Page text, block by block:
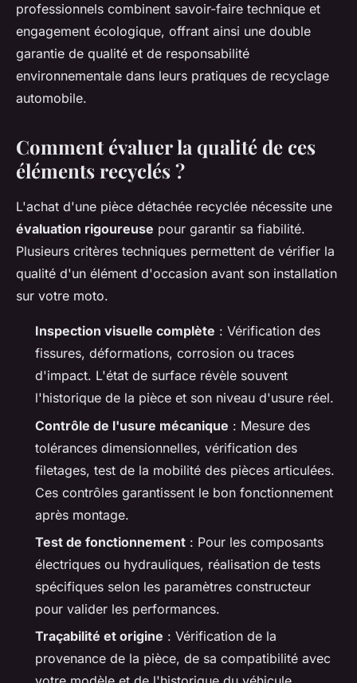
professionnels combinent savoir-faire technique et
engagement écologique, offrant ainsi une double
garantie de qualité et de responsabilité
environnementale dans leurs pratiques de recyclage
automobile.
Comment évaluer la qualité de ces
éléments recyclés ?
L'achat d'une pièce détachée recyclée nécessite une
évaluation rigoureuse pour garantir sa fiabilité.
Plusieurs critères techniques permettent de vérifier la
qualité d'un élément d'occasion avant son installation
sur votre moto.
Inspection visuelle complète : Vérification des
fissures, déformations, corrosion ou traces
d'impact. L'état de surface révèle souvent
l'historique de la pièce et son niveau d'usure réel.
Contrôle de l'usure mécanique : Mesure des
tolérances dimensionnelles, vérification des
filetages, test de la mobilité des pièces articulées.
Ces contrôles garantissent le bon fonctionnement
après montage.
Test de fonctionnement : Pour les composants
électriques ou hydrauliques, réalisation de tests
spécifiques selon les paramètres constructeur
pour valider les performances.
Traçabilité et origine : Vérification de la
provenance de la pièce, de sa compatibilité avec